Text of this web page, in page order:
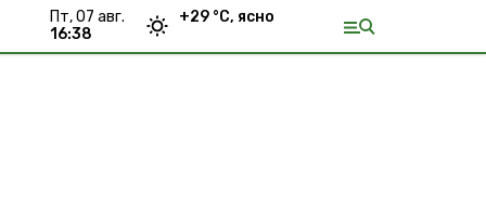
пт, 07 авг.
16:38
+29 °С, ясно